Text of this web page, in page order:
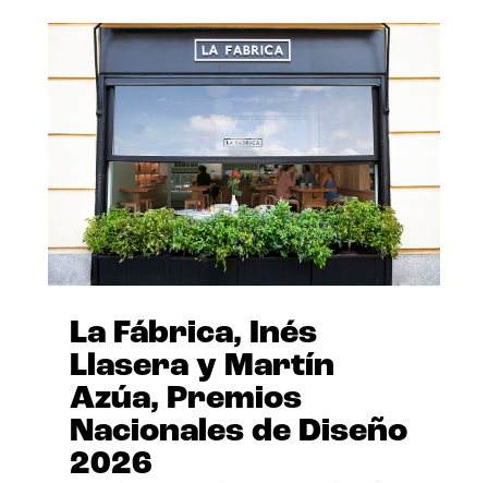
La Fábrica, Inés
Llasera y Martín
Azúa, Premios
Nacionales de Diseño
2026